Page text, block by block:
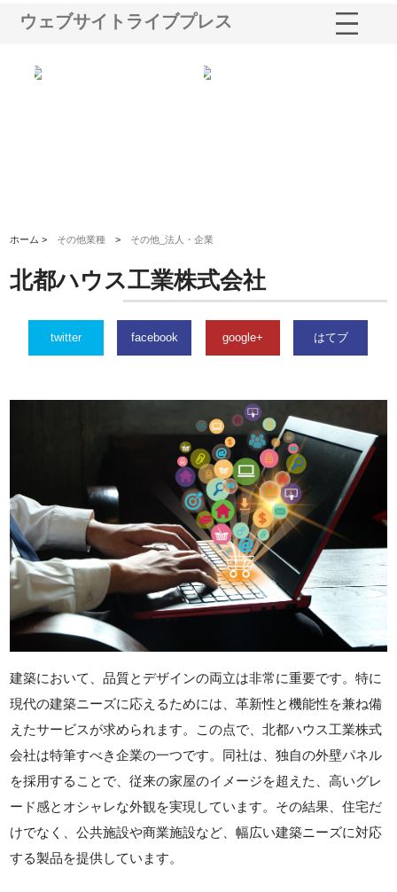
ウェブサイトライブプレス
ホーム > その他業種 > その他_法人・企業
北都ハウス工業株式会社
twitter facebook google+ はてブ
建築において、品質とデザインの両立は非常に重要です。特に
現代の建築ニーズに応えるためには、革新性と機能性を兼ね備
えたサービスが求められます。この点で、北都ハウス工業株式
会社は特筆すべき企業の一つです。同社は、独自の外壁パネル
を採用することで、従来の家屋のイメージを超えた、高いグレ
ード感とオシャレな外観を実現しています。その結果、住宅だ
けでなく、公共施設や商業施設など、幅広い建築ニーズに対応
する製品を提供しています。